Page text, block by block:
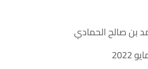
بن صالح الحمادي